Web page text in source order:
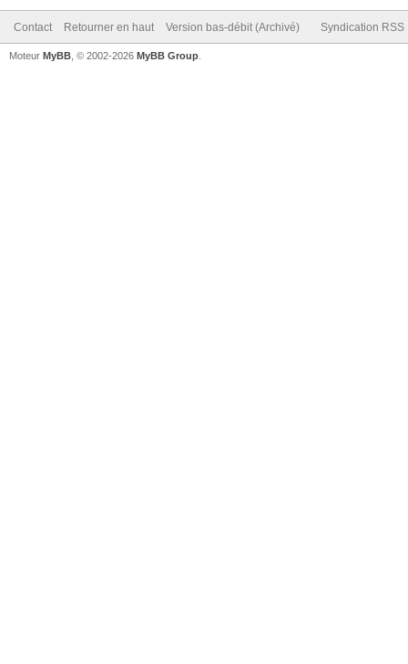
Contact Retourner en haut Version bas-débit (Archivé) Syndication RSS
Moteur MyBB , © 2002-2026 MyBB Group